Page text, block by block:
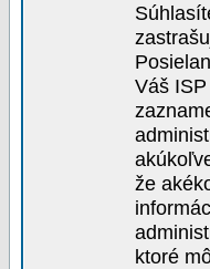
Váš
že
ktoré